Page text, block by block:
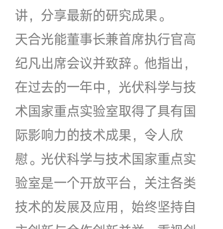
讲，分享最新的研究成果。
天合光能董事长兼首席执行官高
纪凡出席会议并致辞。他指出，
在过去的一年中，光伏科学与技
术国家重点实验室取得了具有国
际影响力的技术成果，令人欣
慰。光伏科学与技术国家重点实
验室是一个开放平台，关注各类
技术的发展及应用，始终坚持自